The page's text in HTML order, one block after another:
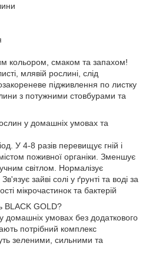
кольором, смаком та запахом!
млявій рослині, слід
підживлення по листку
з потужними стовбурами та
у домашніх умовах та
У 4-8 разів перевищує гній і
поживної органіки. Зменшує
світлом. Нормалізує
зайві солі у ґрунті та воді за
мікрочастинок та бактерій
BLACK GOLD?
домашніх умовах без додаткового
потрібний комплекс
зеленими, сильними та